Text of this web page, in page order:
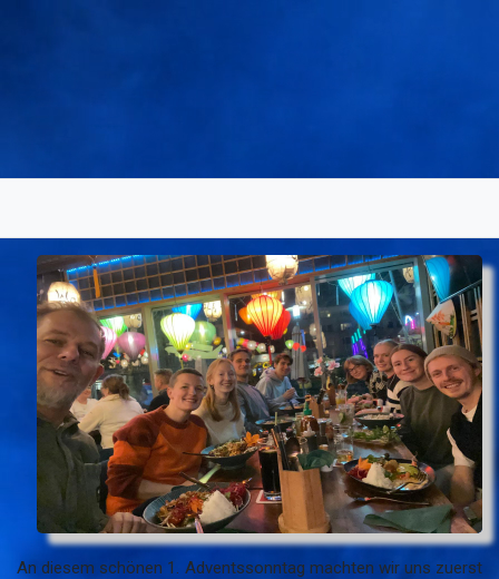
An diesem schönen 1. Adventssonntag machten wir uns zuerst